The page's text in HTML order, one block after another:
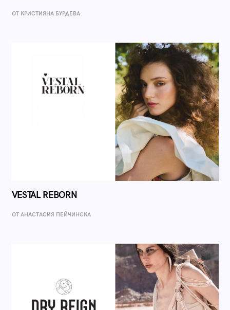
ОТ КРИСТИЯНА БУРДЕВА
VESTAL REBORN
ОТ AНАСТАСИЯ ПЕЙЧИНСКА